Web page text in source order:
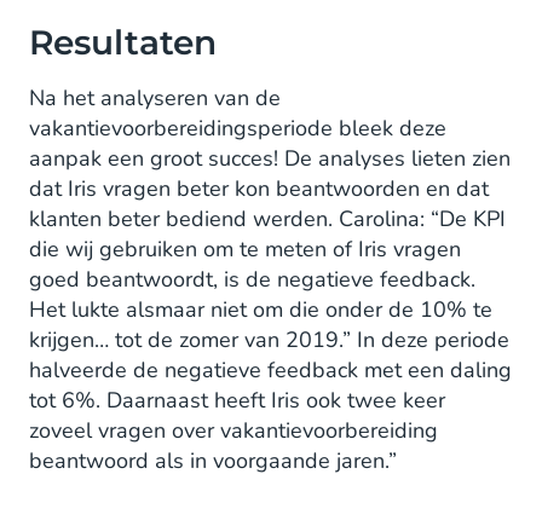
Resultaten
Na het analyseren van de
vakantievoorbereidingsperiode bleek deze
aanpak een groot succes! De analyses lieten zien
dat Iris vragen beter kon beantwoorden en dat
klanten beter bediend werden. Carolina: “De KPI
die wij gebruiken om te meten of Iris vragen
goed beantwoordt, is de negatieve feedback.
Het lukte alsmaar niet om die onder de 10% te
krijgen… tot de zomer van 2019.” In deze periode
halveerde de negatieve feedback met een daling
tot 6%. Daarnaast heeft Iris ook twee keer
zoveel vragen over vakantievoorbereiding
beantwoord als in voorgaande jaren.”